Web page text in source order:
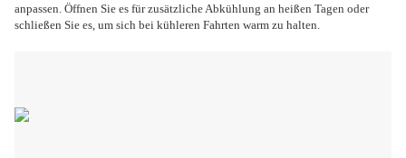
anpassen. Öffnen Sie es für zusätzliche Abkühlung an heißen Tagen oder
schließen Sie es, um sich bei kühleren Fahrten warm zu halten.